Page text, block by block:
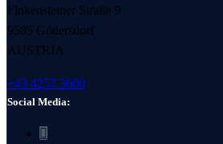
Finkensteiner Straße 9
9585 Gödersdorf
AUSTRIA
+43 4257 3600
Social Media: